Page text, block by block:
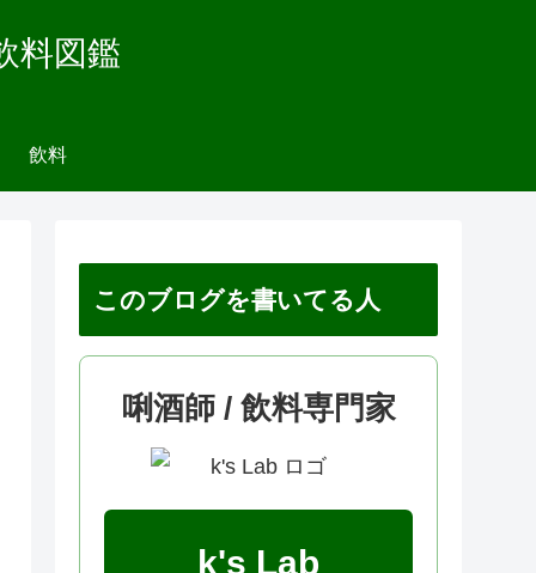
料図鑑
飲料
このブログを書いてる人
唎酒師 / 飲料専門家
k's Lab